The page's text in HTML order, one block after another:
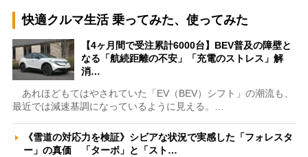
快適クルマ生活 乗ってみた、使ってみた
【4ヶ月間で受注累計6000台】BEV普及の障壁と
なる「航続距離の不安」「充電のストレス」解
消…
あれほどもてはやされていた「EV（BEV）シフト」の潮流も、
最近では減速基調になっているように見える。…
《雪道の対応力を検証》シビアな状況で実感した「フォレスタ
ー」の真価 「ターボ」と「スト…